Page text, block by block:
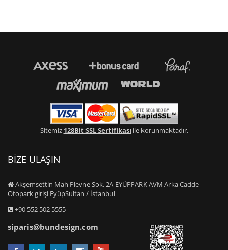
Sitemiz 128Bit SSL Sertifikası ile korunmaktadır.
BİZE ULAŞIN
Akşemsettin Mah Plevne Sok. 2A EYÜPPARK AVM Arka Cadde
Otopark girişi EyüpSultan / İstanbul
+90 552 502 5555
siparis@bundesign.com